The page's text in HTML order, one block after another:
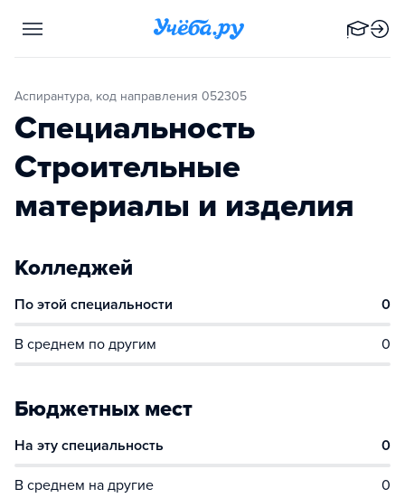
Аспирантура, код направления 052305
Специальность
Строительные
материалы и изделия
Колледжей
По этой специальности 0
В среднем по другим 0
Бюджетных мест
На эту специальность 0
В среднем на другие 0